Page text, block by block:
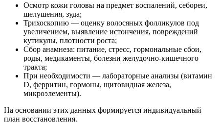
Осмотр кожи головы на предмет воспалений, себореи,
шелушения, зуда;
Трихоскопию — оценку волосяных фолликулов под
увеличением, выявление истончения, повреждений
кутикулы, плотности роста;
Сбор анамнеза: питание, стресс, гормональные сбои,
роды, медикаменты, болезни желудочно-кишечного
тракта;
При необходимости — лабораторные анализы (витамин
D, ферритин, гормоны, щитовидная железа,
микроэлементы).
На основании этих данных формируется индивидуальный
план восстановления.